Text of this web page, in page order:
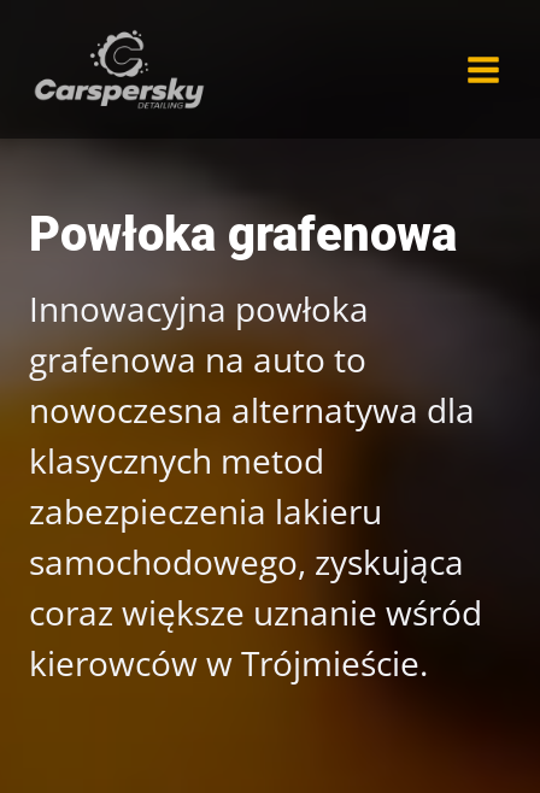
treści
Powłoka grafenowa
Innowacyjna powłoka
grafenowa na auto to
nowoczesna alternatywa dla
klasycznych metod
zabezpieczenia lakieru
samochodowego, zyskująca
coraz większe uznanie wśród
kierowców w Trójmieście.